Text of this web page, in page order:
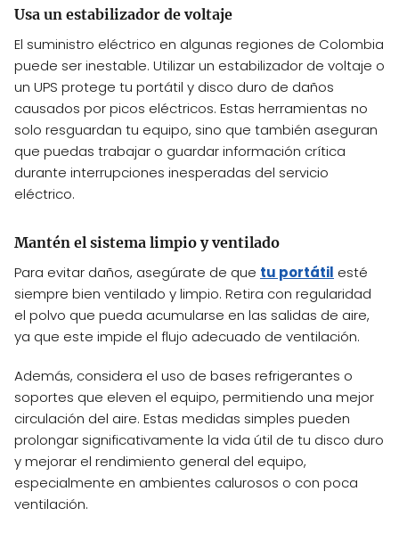
Usa un estabilizador de voltaje
El suministro eléctrico en algunas regiones de Colombia
puede ser inestable. Utilizar un estabilizador de voltaje o
un UPS protege tu portátil y disco duro de daños
causados por picos eléctricos. Estas herramientas no
solo resguardan tu equipo, sino que también aseguran
que puedas trabajar o guardar información crítica
durante interrupciones inesperadas del servicio
eléctrico.
Mantén el sistema limpio y ventilado
Para evitar daños, asegúrate de que tu portátil esté
siempre bien ventilado y limpio. Retira con regularidad
el polvo que pueda acumularse en las salidas de aire,
ya que este impide el flujo adecuado de ventilación.
Además, considera el uso de bases refrigerantes o
soportes que eleven el equipo, permitiendo una mejor
circulación del aire. Estas medidas simples pueden
prolongar significativamente la vida útil de tu disco duro
y mejorar el rendimiento general del equipo,
especialmente en ambientes calurosos o con poca
ventilación.